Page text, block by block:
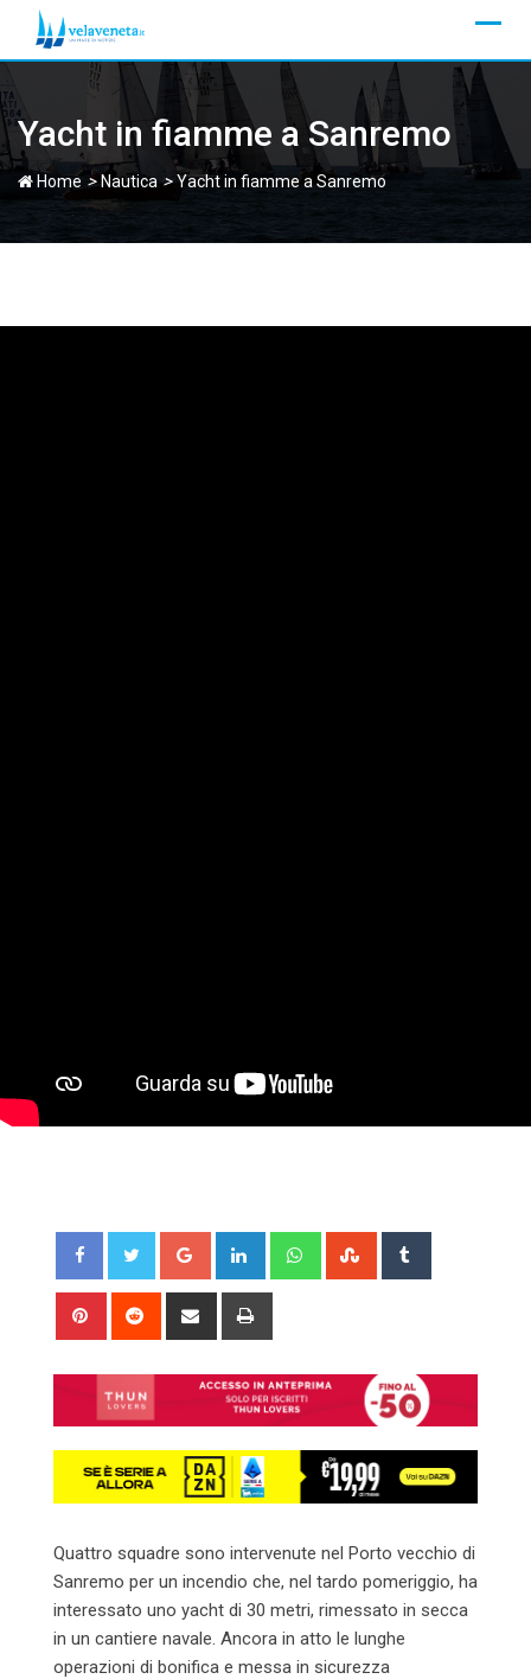
Yacht in fiamme a Sanremo
Home > Nautica >Yacht in fiamme a Sanremo
Google+ LinkedIn WhatsappStumbleUpon
Pinterest Reddit
Share
Quattro squadre sono intervenute nel Porto vecchio di
Sanremo per un incendio che, nel tardo pomeriggio, ha
interessato uno yacht di 30 metri, rimessato in secca
in un cantiere navale. Ancora in atto le lunghe
operazioni di bonifica e messa in sicurezza